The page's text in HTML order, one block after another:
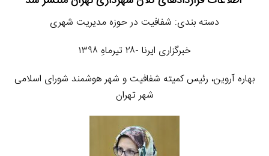
دسته بندی: شفافیت در حوزه مدیریت شهری
خبرگزاری ایرنا -۲۸ تیرماهِ ۱۳۹۸
بهاره آروین، رئیس کمیته شفافیت و شهر هوشمند شورای اسلامی
شهر تهران